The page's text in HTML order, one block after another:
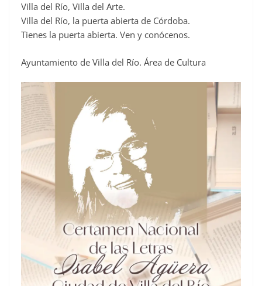
Villa del Río, Villa del Arte.
Villa del Río, la puerta abierta de Córdoba.
Tienes la puerta abierta. Ven y conócenos.
Ayuntamiento de Villa del Río. Área de Cultura